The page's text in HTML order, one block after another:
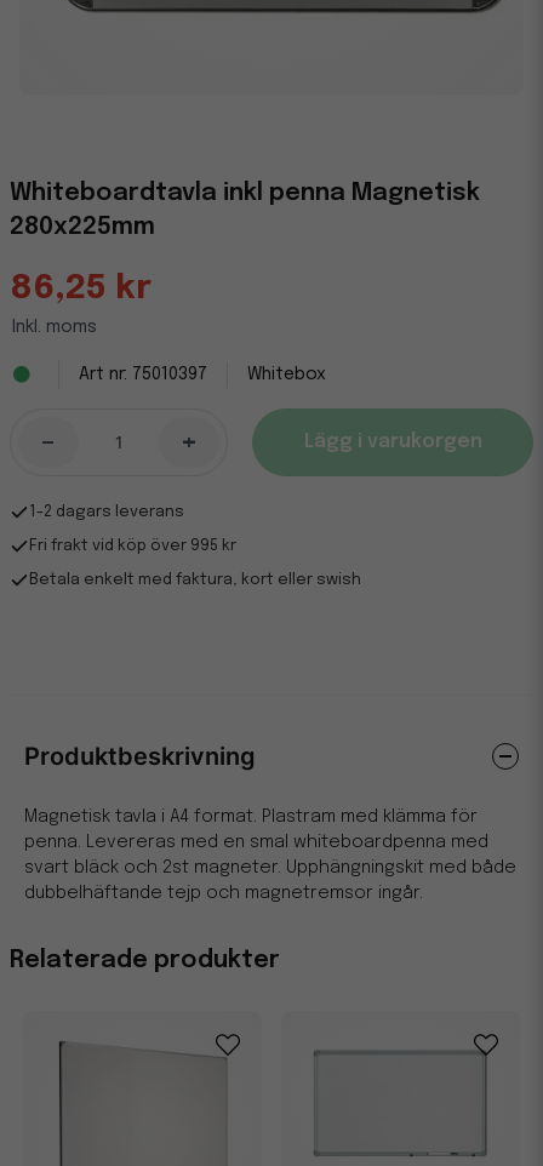
Whiteboardtavla inkl penna Magnetisk
280x225mm
86,25 kr
Inkl. moms
75010397 Whitebox
- + Lägg i varukorgen
1-2 dagars leverans
Fri frakt vid köp över 995 kr
Betala enkelt med faktura, kort eller swish
Relaterade produkter
Produktbeskrivning
Magnetisk tavla i A4 format. Plastram med klämma för
penna. Levereras med en smal whiteboardpenna med
svart bläck och 2st magneter. Upphängningskit med både
dubbelhäftande tejp och magnetremsor ingår.